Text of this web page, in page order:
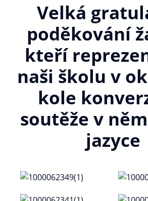
Velká
poděkování
kteří
naši školu v
kole
soutěže v
jazyce